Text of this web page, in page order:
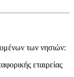
των νησιών:
εταιρείας